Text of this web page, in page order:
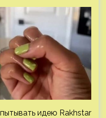
идею Rakhstar